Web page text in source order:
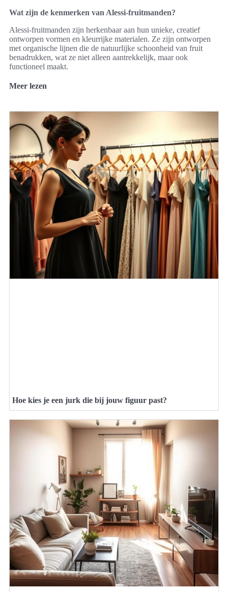
Wat zijn de kenmerken van Alessi-fruitmanden?
Alessi-fruitmanden zijn herkenbaar aan hun unieke, creatief
ontworpen vormen en kleurrijke materialen. Ze zijn ontworpen
met organische lijnen die de natuurlijke schoonheid van fruit
benadrukken, wat ze niet alleen aantrekkelijk, maar ook
functioneel maakt.
Meer lezen
Hoe kies je een jurk die bij jouw figuur past?